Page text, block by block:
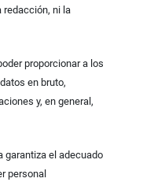
redacción, ni la
proporcionar a los
en bruto,
y, en general,
garantiza el adecuado
personal